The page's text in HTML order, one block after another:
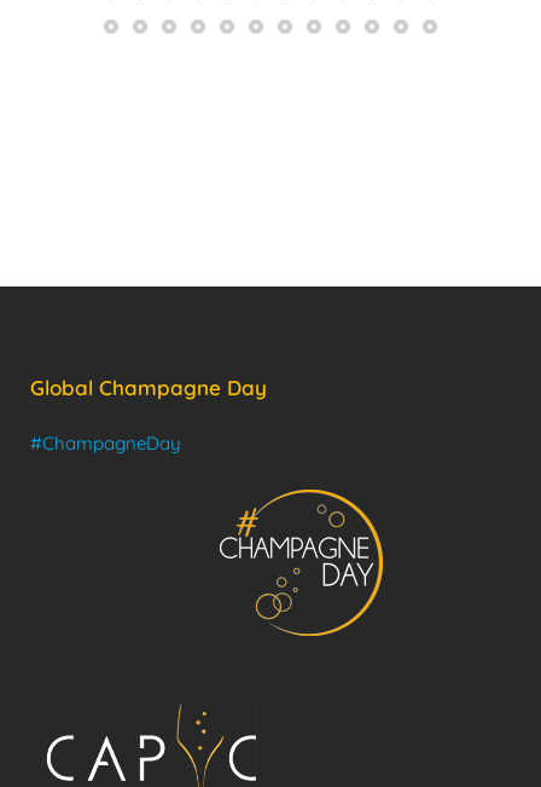
Global Champagne Day
#ChampagneDay